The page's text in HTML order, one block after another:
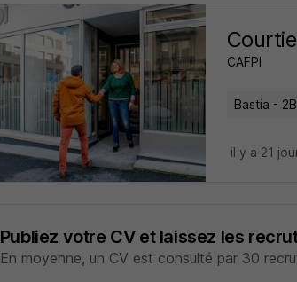
CAFPI
Bastia - 2B
il y a 21
Publiez votre CV et laissez les
En moyenne, un CV est consulté par 30